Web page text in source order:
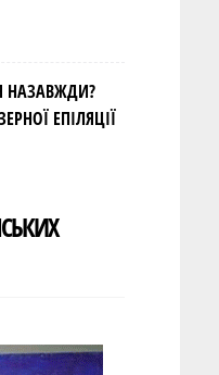
НАЗАВЖДИ?
ЕПІЛЯЦІЇ